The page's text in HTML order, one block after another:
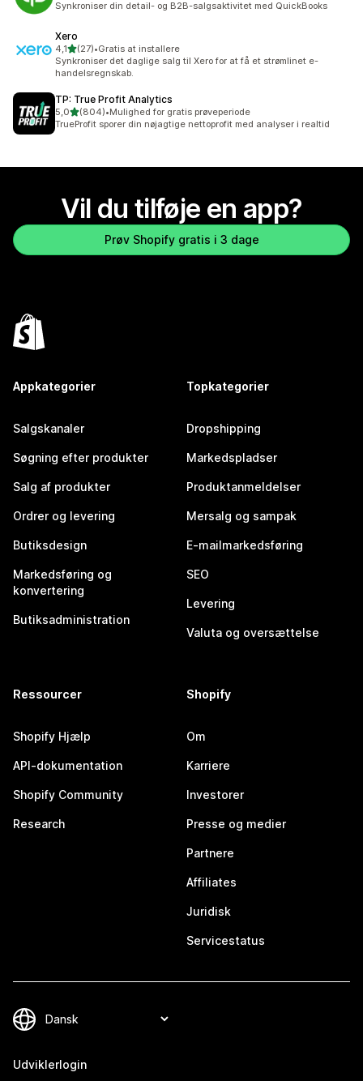
Synkroniser din detail- og B2B-salgsaktivitet med QuickBooks
Xero
4,1ud af 5 stjerner
(27)
27 anmeldelser i alt
•Gratis at installere
Synkroniser det daglige salg til Xero for at få et strømlinet e-
handelsregnskab.
TP: True Profit Analytics
5,0ud af 5 stjerner
(804)
804 anmeldelser i alt
•Mulighed for gratis prøveperiode
TrueProfit sporer din nøjagtige nettoprofit med analyser i realtid
Vil du tilføje en app?
Prøv Shopify gratis i 3 dage
Appkategorier
Salgskanaler
Søgning efter produkter
Salg af produkter
Ordrer og levering
Butiksdesign
Markedsføring og
konvertering
Butiksadministration
Topkategorier
Dropshipping
Markedspladser
Produktanmeldelser
Mersalg og sampak
E-mailmarkedsføring
SEO
Levering
Valuta og oversættelse
Ressourcer
Shopify Hjælp
API-dokumentation
Shopify Community
Research
Shopify
Om
Karriere
Investorer
Presse og medier
Partnere
Affiliates
Juridisk
Servicestatus
Udviklerlogin